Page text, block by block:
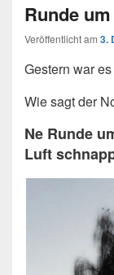
Runde
Veröffentlicht am 3.
Gestern war
Wie sagt der
Ne Runde
Luft